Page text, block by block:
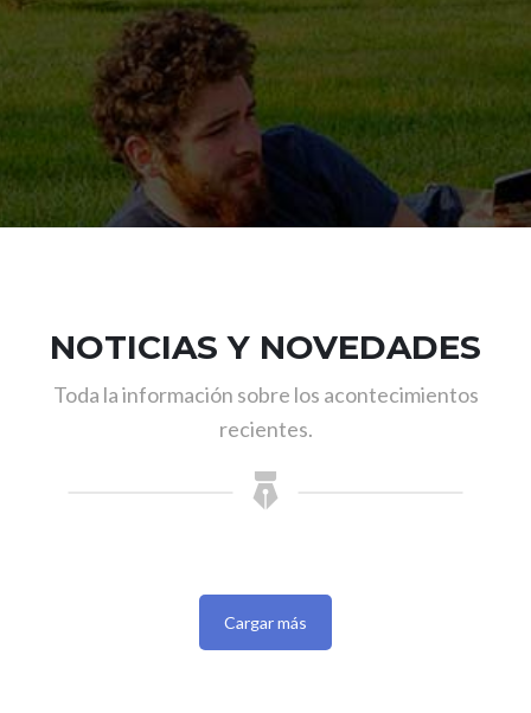
NOTICIAS Y NOVEDADES
Toda la información sobre los acontecimientos
recientes.
Cargar más